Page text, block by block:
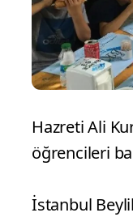
Hazreti Ali
öğrencileri
İstanbul